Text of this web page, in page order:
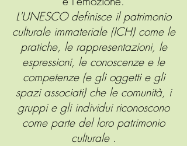
accessibile online al seguente
link:
https://digi.vatlib.it/view/MSS
_Vat.lat.5256
L'UNESCO definisce il patrimonio
culturale immateriale (ICH) come le
pratiche, le rappresentazioni, le
espressioni, le conoscenze e le
competenze (e gli oggetti e gli
spazi associati) che le comunità, i
gruppi e gli individui riconoscono
come parte del loro patrimonio
culturale.